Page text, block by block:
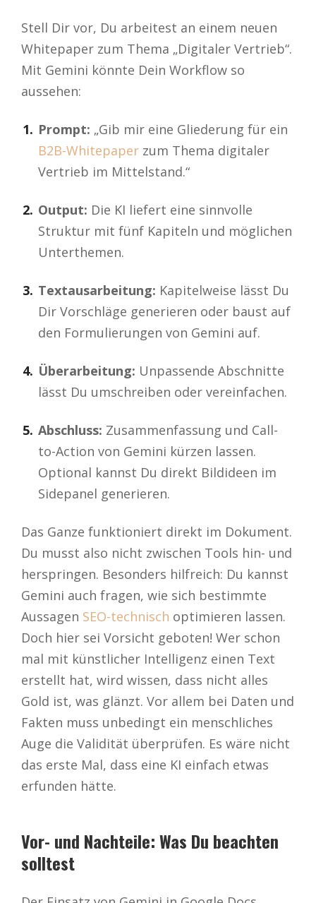
Stell Dir vor, Du arbeitest an einem neuen
Whitepaper zum Thema „Digitaler Vertrieb“.
Mit Gemini könnte Dein Workflow so
aussehen:
Prompt: „Gib mir eine Gliederung für ein
B2B-Whitepaper zum Thema digitaler
Vertrieb im Mittelstand.“
Output: Die KI liefert eine sinnvolle
Struktur mit fünf Kapiteln und möglichen
Unterthemen.
Textausarbeitung: Kapitelweise lässt Du
Dir Vorschläge generieren oder baust auf
den Formulierungen von Gemini auf.
Überarbeitung: Unpassende Abschnitte
lässt Du umschreiben oder vereinfachen.
Abschluss: Zusammenfassung und Call-
to-Action von Gemini kürzen lassen.
Optional kannst Du direkt Bildideen im
Sidepanel generieren.
Das Ganze funktioniert direkt im Dokument.
Du musst also nicht zwischen Tools hin- und
herspringen. Besonders hilfreich: Du kannst
Gemini auch fragen, wie sich bestimmte
Aussagen SEO-technisch optimieren lassen.
Doch hier sei Vorsicht geboten! Wer schon
mal mit künstlicher Intelligenz einen Text
erstellt hat, wird wissen, dass nicht alles
Gold ist, was glänzt. Vor allem bei Daten und
Fakten muss unbedingt ein menschliches
Auge die Validität überprüfen. Es wäre nicht
das erste Mal, dass eine KI einfach etwas
erfunden hätte.
Vor- und Nachteile: Was Du beachten
solltest